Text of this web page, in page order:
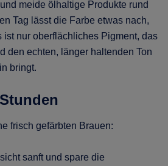
meide ölhaltige Produkte rund
Tag lässt die Farbe etwas nach,
ist nur oberflächliches Pigment, das
den echten, länger haltenden Ton
bringt.
frisch gefärbten Brauen:
sanft und spare die